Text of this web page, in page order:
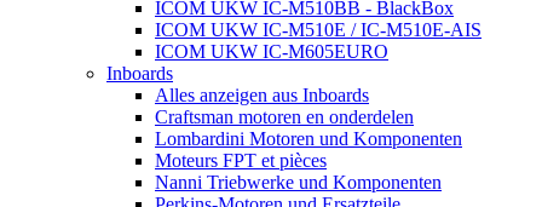
ICOM UKW IC-M510BB - BlackBox
ICOM UKW IC-M510E / IC-M510E-AIS
ICOM UKW IC-M605EURO
Inboards
Alles anzeigen aus Inboards
Craftsman motoren en onderdelen
Lombardini Motoren und Komponenten
Moteurs FPT et pièces
Nanni Triebwerke und Komponenten